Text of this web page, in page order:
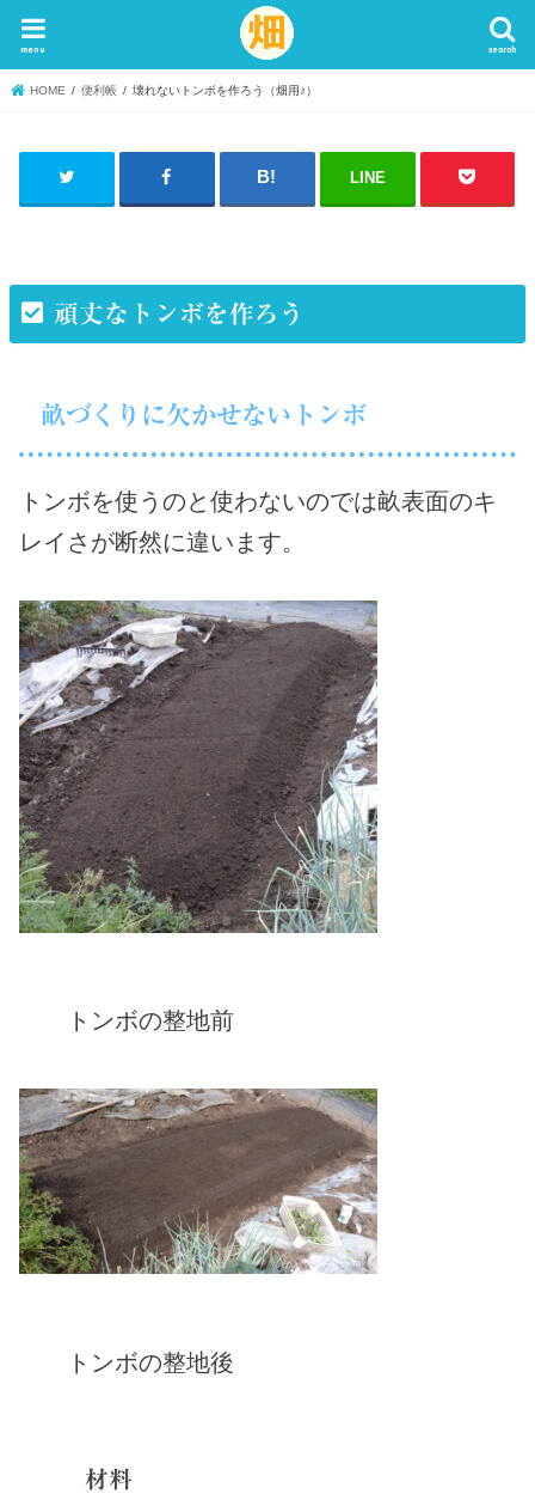
search
menu
HOME 便利帳 壊れないトンボを作ろう（畑用♪）
LINE
頑丈なトンボを作ろう
畝づくりに欠かせないトンボ
トンボを使うのと使わないのでは畝表面のキ
レイさが断然に違います。
トンボの整地前
トンボの整地後
材料